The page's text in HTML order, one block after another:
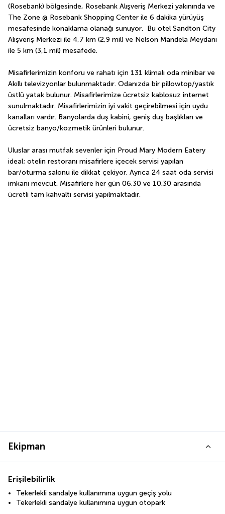
(Rosebank) bölgesinde, Rosebank Alışveriş Merkezi yakınında ve
The Zone @ Rosebank Shopping Center ile 6 dakika yürüyüş
mesafesinde konaklama olanağı sunuyor.  Bu otel Sandton City
Alışveriş Merkezi ile 4,7 km (2,9 mil) ve Nelson Mandela Meydanı
ile 5 km (3,1 mil) mesafede.
Misafirlerimizin konforu ve rahatı için 131 klimalı oda minibar ve
Akıllı televizyonlar bulunmaktadır. Odanızda bir pillowtop/yastık
üstlü yatak bulunur. Misafirlerimize ücretsiz kablosuz internet
sunulmaktadır. Misafirlerimizin iyi vakit geçirebilmesi için uydu
kanalları vardır. Banyolarda duş kabini, geniş duş başlıkları ve
ücretsiz banyo/kozmetik ürünleri bulunur.
Uluslar arası mutfak sevenler için Proud Mary Modern Eatery
ideal; otelin restoranı misafirlere içecek servisi yapılan
bar/oturma salonu ile dikkat çekiyor. Ayrıca 24 saat oda servisi
imkanı mevcut. Misafirlere her gün 06.30 ve 10.30 arasında
ücretli tam kahvaltı servisi yapılmaktadır.
Ekipman
Erişilebilirlik
Tekerlekli sandalye kullanımına uygun geçiş yolu
Tekerlekli sandalye kullanımına uygun otopark